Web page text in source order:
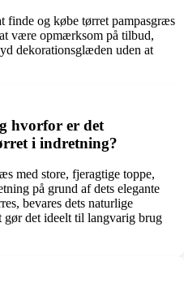
finde og købe tørret pampasgræs
være opmærksom på tilbud,
dekorationsglæden uden at
hvorfor er det
i indretning?
med store, fjeragtige toppe,
på grund af dets elegante
bevares dets naturlige
det ideelt til langvarig brug